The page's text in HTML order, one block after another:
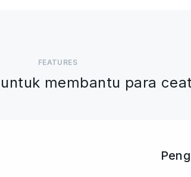
FEATURES
membantu para